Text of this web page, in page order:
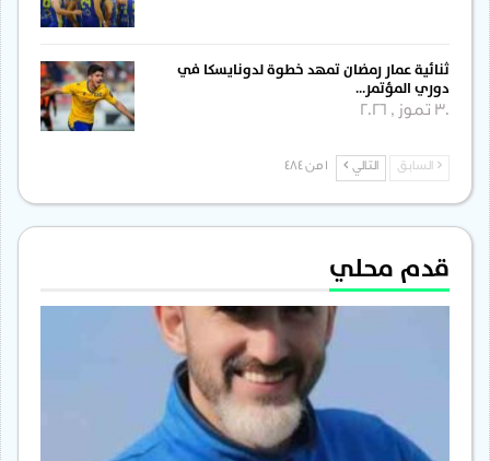
ثنائية عمار رمضان تمهد خطوة لدونايسكا في
دوري المؤتمر…
30 تموز , 2026
السابق التالي
قدم محلي